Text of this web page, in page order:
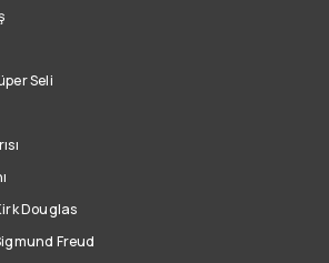
Seli
Douglas
Freud